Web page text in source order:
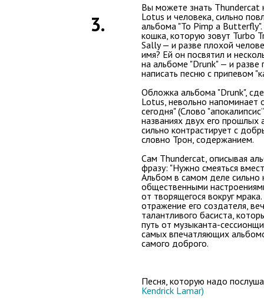
3.
Вы можете знать Thundercat
Lotus и человека, сильно
альбома "To Pimp a
кошка, которую зовут Turbo
Sally — и разве плохой
имя? Ей он посвятил и
на альбоме "Drunk" — и
написать песню с припевом
Обложка альбома "Drunk",
Lotus, невольно напоминает
сегодня" (Слово
названиях двух его
сильно контрастирует с
словно Трон, содержанием.
Сам Thundercat, описывая
фразу: "Нужно смеяться
Альбом в самом деле сильно
общественными
от творящегося вокруг
отражение его создателя,
талантливого басиста,
путь от музыканта-
самых впечатляющих
самого доброго.
Песня, которую надо
Kendrick Lamar)